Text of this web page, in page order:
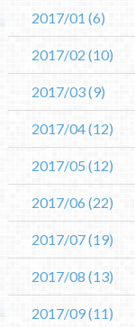
2017/01 (6)
2017/02 (10)
2017/03(9)
2017/04(12)
2017/05 (12)
2017/06(22)
2017/07(19)
2017/08 (13)
2017/09(11)